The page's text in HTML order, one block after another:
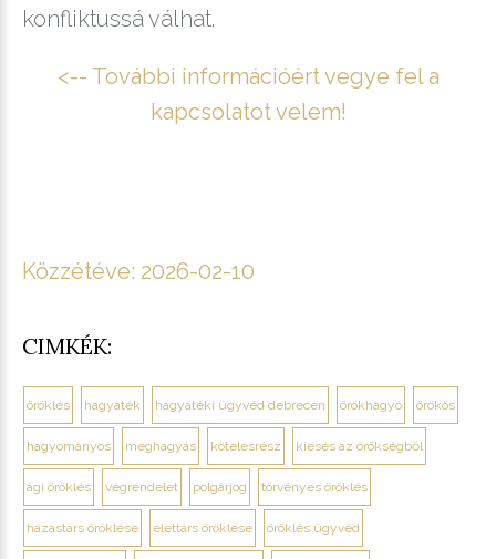
konfliktussá válhat.
<-- További információért vegye fel a
kapcsolatot velem!
Közzétéve: 2026-02-10
CIMKÉK:
öröklés hagyaték hagyatéki ügyvéd debrecen örökhagyó örökös
hagyományos meghagyás kötelesrész kiesés az örökségből
ági öröklés végrendelet polgárjog törvényes öröklés
házastárs öröklése élettárs öröklése öröklés ügyvéd